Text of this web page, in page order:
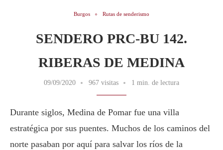
Burgos Rutas de senderismo
SENDERO PRC-BU 142.
RIBERAS DE MEDINA
09/09/2020 967 visitas 1 min. de lectura
Durante siglos, Medina de Pomar fue una villa
estratégica por sus puentes. Muchos de los caminos del
norte pasaban por aquí para salvar los ríos de la